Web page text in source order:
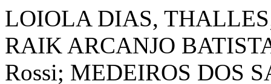
LOIOLA DIAS,
RAIK ARCANJO
Rossi; MEDEIROS DOS